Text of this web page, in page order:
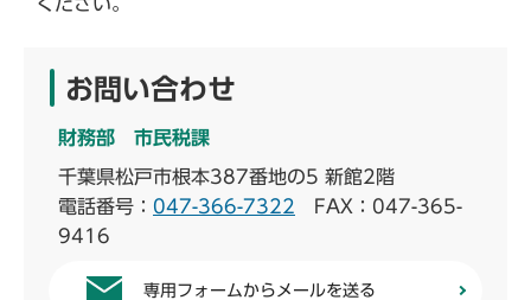
お問い合わせ
財務部 市民税課
千葉県松戸市根本387番地の5 新館2階
電話番号： 047-366-7322 FAX：047-365-
9416
専用フォームからメールを送る